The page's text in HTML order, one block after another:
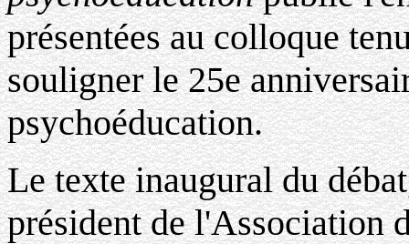
présentées au colloque
souligner le 25e
psychoéducation.
Le texte inaugural du
président de l'Association